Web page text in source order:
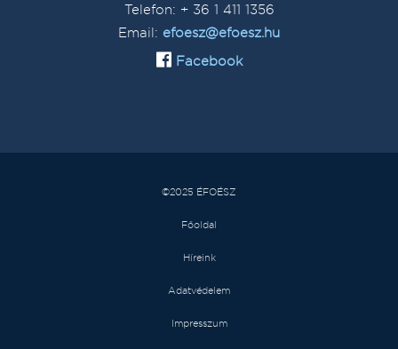
Telefon: + 36 1 411 1356
Email: efoesz@efoesz.hu
Facebook
©2025 ÉFOÉSZ
Főoldal
Híreink
Adatvédelem
Impresszum